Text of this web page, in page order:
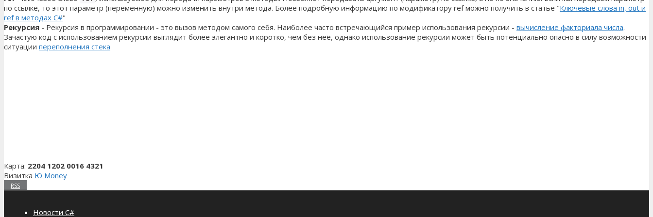
по ссылке, то этот параметр (переменную) можно изменить внутри метода. Более подробную информацию по модификатору ref можно получить в статье "Ключевые слова in, out и
ref в методах C#"
Рекурсия - Рекурсия в программировании - это вызов методом самого себя. Наиболее часто встречающийся пример использования рекурсии - вычисление факториала числа.
Зачастую код с использованием рекурсии выглядит более элегантно и коротко, чем без неё, однако использование рекурсии может быть потенциально опасно в силу возможности
ситуации переполнения стека
Карта: 2204 1202 0016 4321
Визитка Ю Money
RSS
Новости C#